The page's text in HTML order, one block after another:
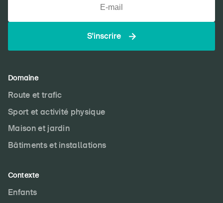
S'inscrire
Domaine
Route et trafic
Sport et activité physique
Maison et jardin
Bâtiments et installations
Contexte
Enfants